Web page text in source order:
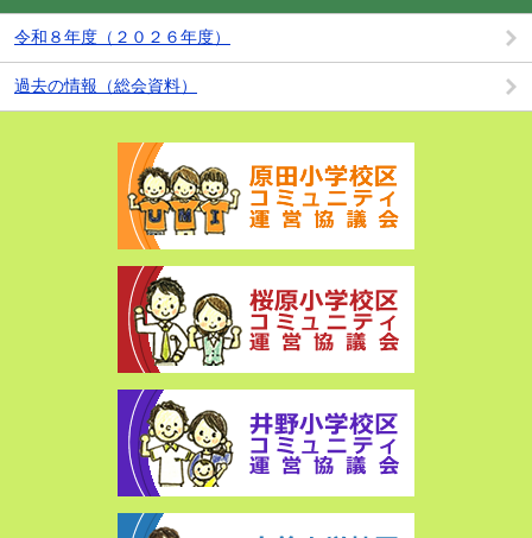
令和８年度（２０２６年度）
過去の情報（総会資料）